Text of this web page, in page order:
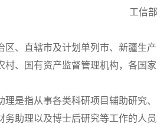
工信
区、直辖市及计划单列市、新疆生
村、国有资产监督管理机构，各国家
指从事各类科研项目辅助研究、
务助理以及博士后研究等工作的人